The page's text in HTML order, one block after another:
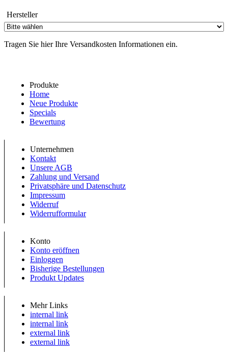
Hersteller
Tragen Sie hier Ihre Versandkosten Informationen ein.
Produkte
Home
Neue Produkte
Specials
Bewertung
Unternehmen
Kontakt
Unsere AGB
Zahlung und Versand
Privatsphäre und Datenschutz
Impressum
Widerruf
Widerrufformular
Konto
Konto eröffnen
Einloggen
Bisherige Bestellungen
Produkt Updates
Mehr Links
internal link
internal link
external link
external link